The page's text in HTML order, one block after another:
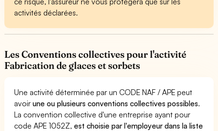
activités déclarées.
Les Conventions collectives pour l'activité
Fabrication de glaces et sorbets
Une activité déterminée par un CODE NAF / APE peut
avoirune ou plusieurs conventions collectives possibles.
La convention collective d'une entreprise ayant pour
code APE 1052Z,est choisie par l'employeur dans la liste